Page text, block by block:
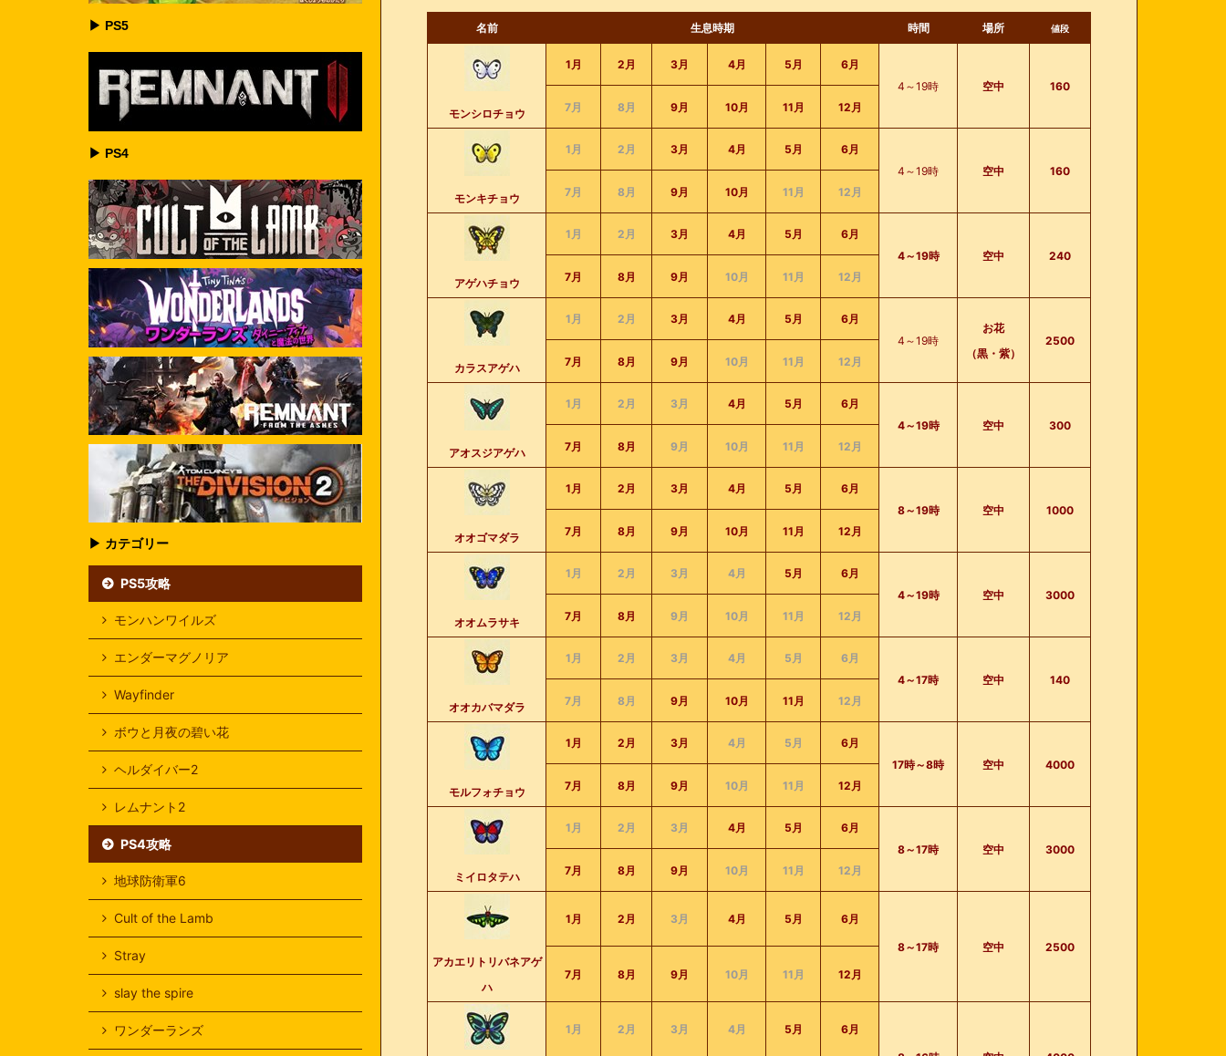
名前 生息時期 時間 場所 値段
モンシロチョウ
1月 2月 3月 4月 5月
6月
4～19時
空中
160
7月
8月 9月 10月 11月 12月
モンキチョウ
1月 2月 3月 4月 5月
6月
4～19時
空中
160
7月
8月 9月 10月 11月 12月
アゲハチョウ
1月 2月 3月 4月 5月
6月
4～19時
空中
240
7月
8月 9月 10月 11月 12月
カラスアゲハ
1月 2月 3月 4月 5月
6月
4～19時
お花
（黒・紫）
2500
7月
8月 9月 10月 11月 12月
アオスジアゲハ
1月 2月 3月 4月 5月
6月
4～19時
空中
300
7月
8月 9月 10月 11月 12月
オオゴマダラ
1月 2月 3月 4月 5月
6月
8～19時
空中
1000
7月
8月 9月 10月 11月 12月
オオムラサキ
1月 2月 3月 4月 5月
6月
4～19時
空中
3000
7月
8月 9月 10月 11月 12月
オオカバマダラ
1月 2月 3月 4月 5月
6月
4～17時
空中
140
7月
8月 9月 10月 11月 12月
モルフォチョウ
1月 2月 3月 4月 5月
6月
17時～8時
空中
4000
7月
8月 9月 10月 11月 12月
ミイロタテハ
1月 2月 3月 4月 5月
6月
8～17時
空中
3000
7月
8月 9月 10月 11月 12月
アカエリトリバネアゲ
ハ
1月 2月 3月 4月 5月 6月
8～17時 空中
2500
7月
8月 9月 10月 11月 12月
1月 2月 3月 4月 5月 6月
▶ PS5
▶ PS4
▶ カテゴリー
PS5攻略
モンハンワイルズ
エンダーマグノリア
Wayfinder
ボウと月夜の碧い花
ヘルダイバー2
レムナント2
PS4攻略
地球防衛軍6
Cult of the Lamb
Stray
slay the spire
ワンダーランズ